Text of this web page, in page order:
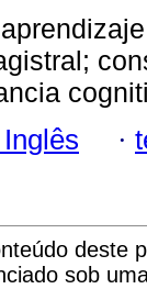
·
deste
sob